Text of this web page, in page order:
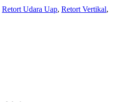
Retort Udara Uap, Retort Vertikal,